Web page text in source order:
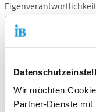
Wir möchten
Partner-Dienste
bezieht sich auf die
innerhalb und
Hilfe zur Erziehung in
SGB VIII Hilfe für
Eingliederungshilfe
Jugendliche; § 42